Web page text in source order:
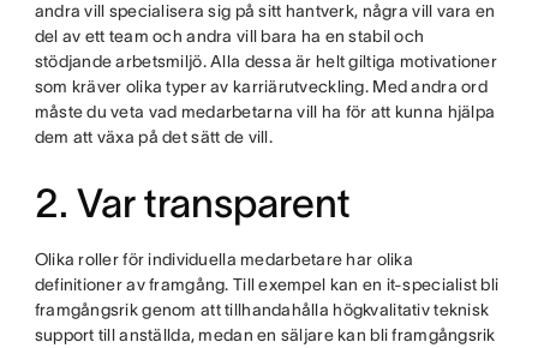
andra vill specialisera sig på sitt hantverk, några vill vara en
del av ett team och andra vill bara ha en stabil och
stödjande arbetsmiljö. Alla dessa är helt giltiga motivationer
som kräver olika typer av karriärutveckling. Med andra ord
måste du veta vad medarbetarna vill ha för att kunna hjälpa
dem att växa på det sätt de vill.
2. Var transparent
Olika roller för individuella medarbetare har olika
definitioner av framgång. Till exempel kan en it-specialist bli
framgångsrik genom att tillhandahålla högkvalitativ teknisk
support till anställda, medan en säljare kan bli framgångsrik